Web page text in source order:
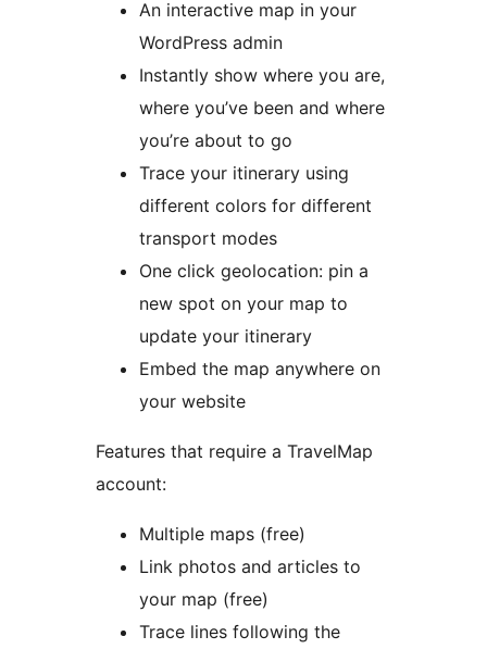
An interactive map in your
WordPress admin
Instantly show where you are,
where you’ve been and where
you’re about to go
Trace your itinerary using
different colors for different
transport modes
One click geolocation: pin a
new spot on your map to
update your itinerary
Embed the map anywhere on
your website
Features that require a TravelMap
account:
Multiple maps (free)
Link photos and articles to
your map (free)
Trace lines following the